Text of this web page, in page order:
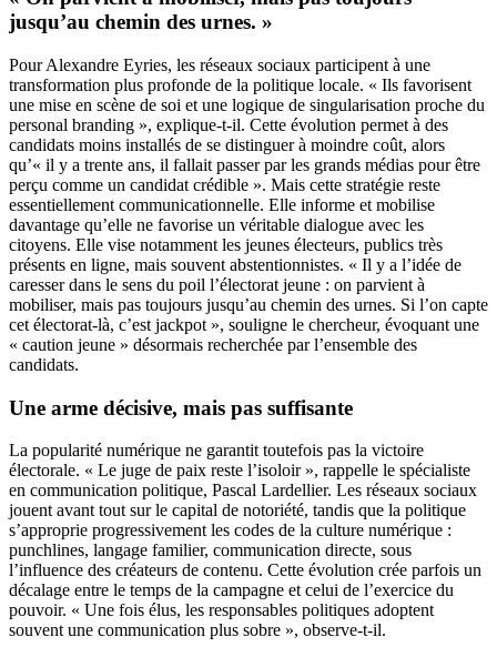
jusqu’au chemin des urnes. »
Pour Alexandre Eyries, les réseaux sociaux participent à une
transformation plus profonde de la politique locale. « Ils favorisent
une mise en scène de soi et une logique de singularisation proche du
personal branding », explique-t-il. Cette évolution permet à des
candidats moins installés de se distinguer à moindre coût, alors
qu’« il y a trente ans, il fallait passer par les grands médias pour être
perçu comme un candidat crédible ». Mais cette stratégie reste
essentiellement communicationnelle. Elle informe et mobilise
davantage qu’elle ne favorise un véritable dialogue avec les
citoyens. Elle vise notamment les jeunes électeurs, publics très
présents en ligne, mais souvent abstentionnistes. « Il y a l’idée de
caresser dans le sens du poil l’électorat jeune : on parvient à
mobiliser, mais pas toujours jusqu’au chemin des urnes. Si l’on capte
cet électorat-là, c’est jackpot », souligne le chercheur, évoquant une
« caution jeune » désormais recherchée par l’ensemble des
candidats.
Une arme décisive, mais pas suffisante
La popularité numérique ne garantit toutefois pas la victoire
électorale. « Le juge de paix reste l’isoloir », rappelle le spécialiste
en communication politique, Pascal Lardellier. Les réseaux sociaux
jouent avant tout sur le capital de notoriété, tandis que la politique
s’approprie progressivement les codes de la culture numérique :
punchlines, langage familier, communication directe, sous
l’influence des créateurs de contenu. Cette évolution crée parfois un
décalage entre le temps de la campagne et celui de l’exercice du
pouvoir. « Une fois élus, les responsables politiques adoptent
souvent une communication plus sobre », observe-t-il.